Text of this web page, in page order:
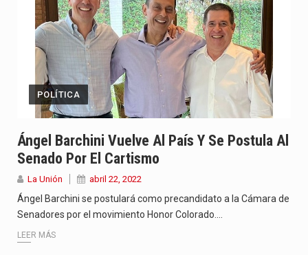
POLÍTICA
Ángel Barchini Vuelve Al País Y Se Postula Al
Senado Por El Cartismo
La Unión abril 22, 2022
Ángel Barchini se postulará como precandidato a la Cámara de
Senadores por el movimiento Honor Colorado.…
LEER MÁS